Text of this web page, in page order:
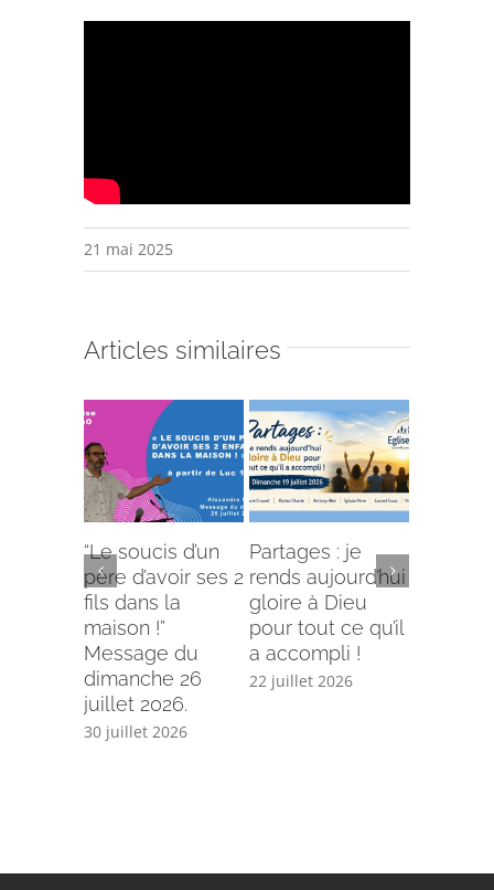
21 mai 2025
Articles similaires
“Le soucis d’un
père d’avoir ses 2
fils dans la
maison !”
Message du
dimanche 26
juillet 2026.
30 juillet 2026
Partages : je
rends aujourd’hui
gloire à Dieu
pour tout ce qu’il
a accompli !
22 juillet 2026